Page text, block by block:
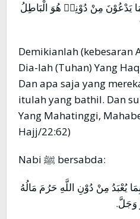
يَدْعُوْنَ مِنْ دُوْنِهٖ هُوَ الْبَاطِلُ
Demikianlah (kebesaran
Dia-lah (Tuhan) Yang
Dan apa saja yang
itulah yang bathil. Dan
Yang Mahatinggi,
Hajj/22:62)
Nabi ﷺ bersabda:
يُعْبَدُ مِنْ دُوْنِ اللَّهِ حَرُمَ مَالُهُ
وَجَلَّ.